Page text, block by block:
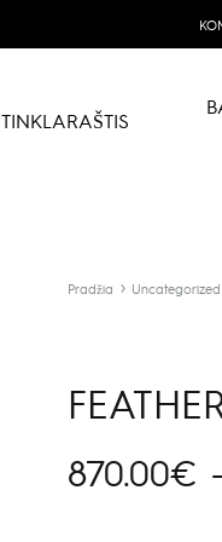
TINKLARAŠTIS
Pradžia Uncategorized
870.00€